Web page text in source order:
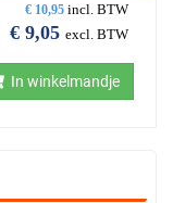
€ 10,95 incl. BTW
€ 9,05 excl. BTW
In winkelmandje